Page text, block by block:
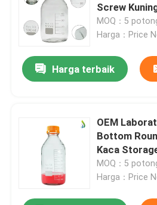
Screw
MOQ：5
Harga：Price
Harga terbaik
OEM
Bottom
Kaca
Botol
MOQ：5
Harga：Price